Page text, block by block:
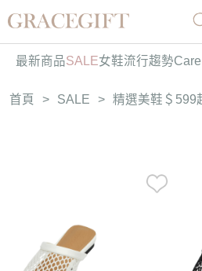
最新商品SALE女鞋流行趨勢
首頁 > SALE > 精選美鞋＄599